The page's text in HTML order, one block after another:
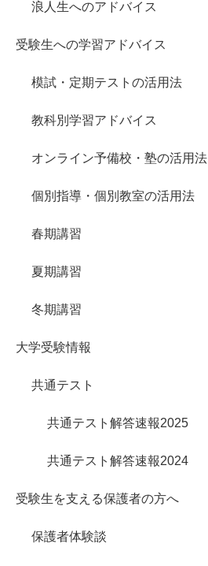
浪人生へのアドバイス
受験生への学習アドバイス
模試・定期テストの活用法
教科別学習アドバイス
オンライン予備校・塾の活用法
個別指導・個別教室の活用法
春期講習
夏期講習
冬期講習
大学受験情報
共通テスト
共通テスト解答速報2025
共通テスト解答速報2024
受験生を支える保護者の方へ
保護者体験談